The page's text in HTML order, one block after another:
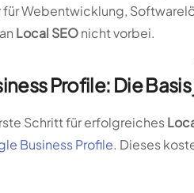
Webentwicklung,
Local SEOnicht vorbei.
Profile: Die
Schritt für erfolgreiches
Business Profile. Dieses